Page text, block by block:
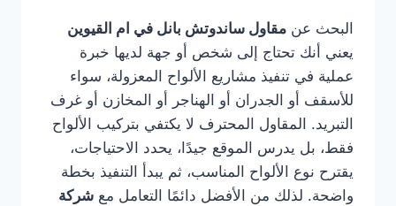
البحث عن مقاول ساندوتش بانل في ام القيوين
يعني أنك تحتاج إلى شخص أو جهة لديها خبرة
عملية في تنفيذ مشاريع الألواح المعزولة، سواء
للأسقف أو الجدران أو الهناجر أو المخازن أو غرف
التبريد. المقاول المحترف لا يكتفي بتركيب الألواح
فقط، بل يدرس الموقع جيدًا، يحدد الاحتياجات،
يقترح نوع الألواح المناسب، ثم يبدأ التنفيذ بخطة
واضحة. لذلك من الأفضل دائمًا التعامل مع شركة